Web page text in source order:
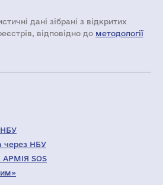
дані зібрані з відкритих
відповідно до методології
НБУ
через НБУ
АРМІЯ SOS